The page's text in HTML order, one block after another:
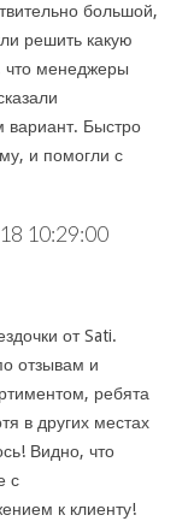
большой,
решить какую
что менеджеры
Быстро
и помогли с
10:29:00
от Sati.
отзывам и
ребята
в других местах
Видно, что
с
к клиенту!